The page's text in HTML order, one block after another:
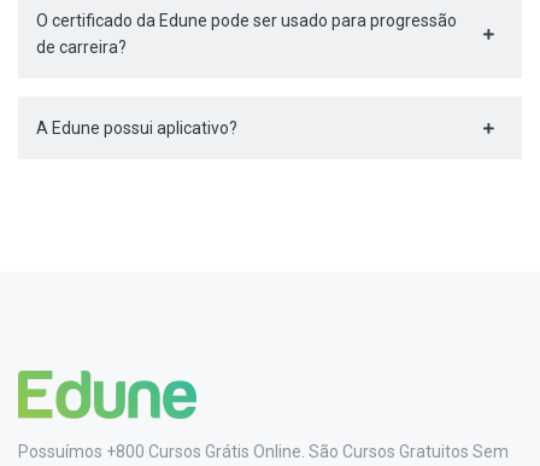
O certificado da Edune pode ser usado para progressão
de carreira?
A Edune possui aplicativo?
Possuímos +800 Cursos Grátis Online. São Cursos Gratuitos Sem